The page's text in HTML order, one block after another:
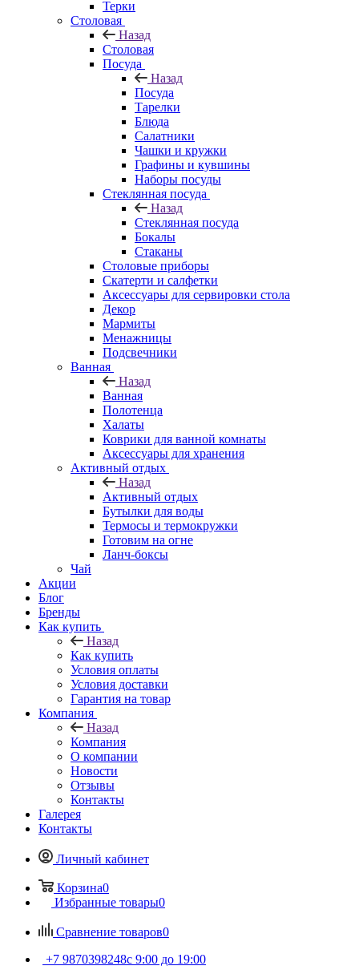
Терки
Столовая
Назад
Столовая
Посуда
Назад
Посуда
Тарелки
Блюда
Салатники
Чашки и кружки
Графины и кувшины
Наборы посуды
Стеклянная посуда
Назад
Стеклянная посуда
Бокалы
Стаканы
Столовые приборы
Скатерти и салфетки
Аксессуары для сервировки стола
Декор
Мармиты
Менажницы
Подсвечники
Ванная
Назад
Ванная
Полотенца
Халаты
Коврики для ванной комнаты
Аксессуары для хранения
Активный отдых
Назад
Активный отдых
Бутылки для воды
Термосы и термокружки
Готовим на огне
Ланч-боксы
Чай
Акции
Блог
Бренды
Как купить
Назад
Как купить
Условия оплаты
Условия доставки
Гарантия на товар
Компания
Назад
Компания
О компании
Новости
Отзывы
Контакты
Галерея
Контакты
Личный кабинет
Корзина0
Избранные товары0
Сравнение товаров0
+7 9870398248с 9:00 до 19:00